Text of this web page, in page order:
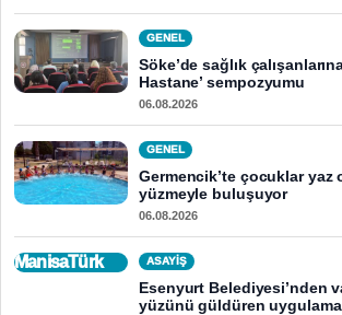
GENEL
Söke’de sağlık
Hastane’ sempozyumu
06.08.2026
GENEL
Germencik’te çocuklar yaz
yüzmeyle buluşuyor
06.08.2026
ManisaTürk ASAYİŞ
Esenyurt Belediyesi’nden
yüzünü güldüren uygulama